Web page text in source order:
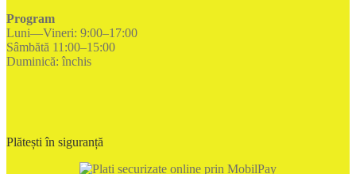
Program
Luni—Vineri: 9:00–17:00
Sâmbătă 11:00–15:00
Duminică: închis
Plătești în siguranță